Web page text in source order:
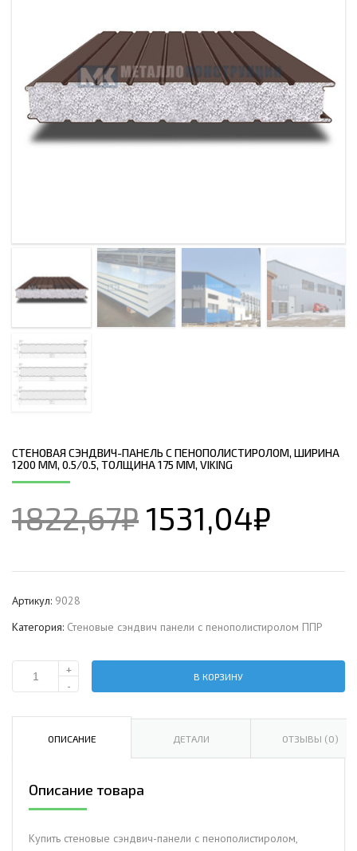
СТЕНОВАЯ СЭНДВИЧ-ПАНЕЛЬ С ПЕНОПОЛИСТИРОЛОМ, ШИРИНА
1200 ММ, 0.5/0.5, ТОЛЩИНА 175 ММ, VIKING
1822,67₽ 1531,04₽
Артикул: 9028
Категория: Стеновые сэндвич панели с пенополистиролом ППР
Количество
сэндвич-
ширина
1200
0.5/0.5,
+
-
В КОРЗИНУ
ОПИСАНИЕ ДЕТАЛИ ОТЗЫВЫ (0)
Описание товара
Купить стеновые сэндвич-панели с пенополистиролом,